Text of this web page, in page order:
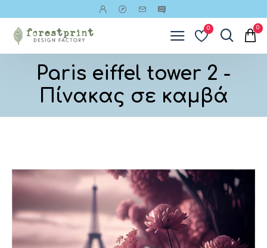
0 0
Paris eiffel tower 2 -
Πίνακας σε καμβά